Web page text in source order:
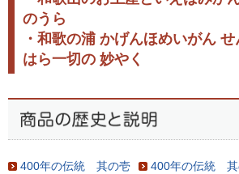
のうら
・和歌の浦 かげんほめいがん
はら一切の 妙やく
400年の伝統 其の壱 400年の伝統 其